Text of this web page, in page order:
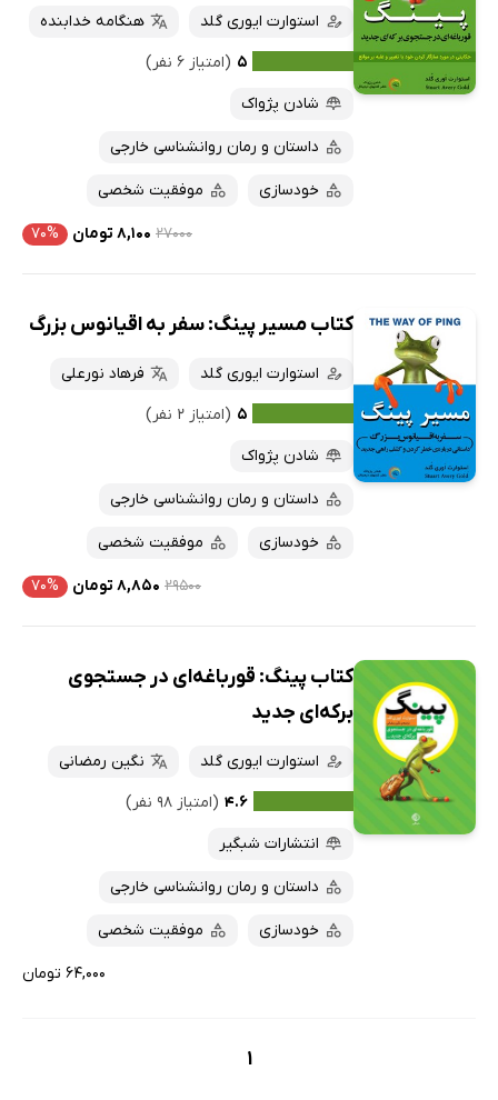
استوارت ایوری گلد
هنگامه خدابنده
۵ (امتیاز ۶ نفر)
شادن پژواک
داستان و رمان روانشناسی خارجی
خودسازی موفقیت شخصی
۲۷۰۰۰ ۸,۱۰۰ تومان ۷۰%
کتاب مسیر پینگ: سفر به اقیانوس بزرگ
استوارت ایوری گلد
فرهاد نورعلی
۵ (امتیاز ۲ نفر)
شادن پژواک
داستان و رمان روانشناسی خارجی
خودسازی موفقیت شخصی
۲۹۵۰۰ ۸,۸۵۰ تومان ۷۰%
کتاب پینگ: قورباغه‌ای در جستجوی
برکه‌ای جدید
استوارت ایوری گلد
نگین رمضانی
۴.۶ (امتیاز ۹۸ نفر)
انتشارات شبگیر
داستان و رمان روانشناسی خارجی
خودسازی موفقیت شخصی
۶۴,۰۰۰ تومان
1